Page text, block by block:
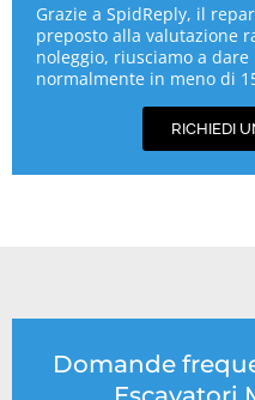
Grazie a SpidReply, il
preposto alla valutazione
noleggio, riusciamo a
normalmente in meno di
RICHIEDI
Domande